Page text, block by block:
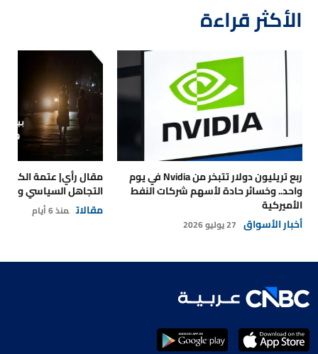
الأكثر قراءة
ربع تريليون دولار تتبخر من Nvidia في يوم
واحد.. وخسائر حادة لأسهم شركات النفط
الأميركية
أخبار الأسواق 27 يوليو 2026
مقال رأي| عتمة
التجاهل السياسي
مقالات منذ 6 أيام